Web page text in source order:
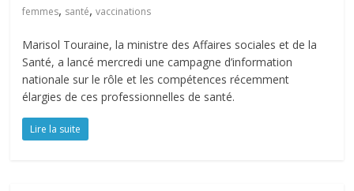
femmes, santé,vaccinations
Marisol Touraine, la ministre des Affaires sociales et de la
Santé, a lancé mercredi une campagne d’information
nationale sur le rôle et les compétences récemment
élargies de ces professionnelles de santé.
Lire la suite